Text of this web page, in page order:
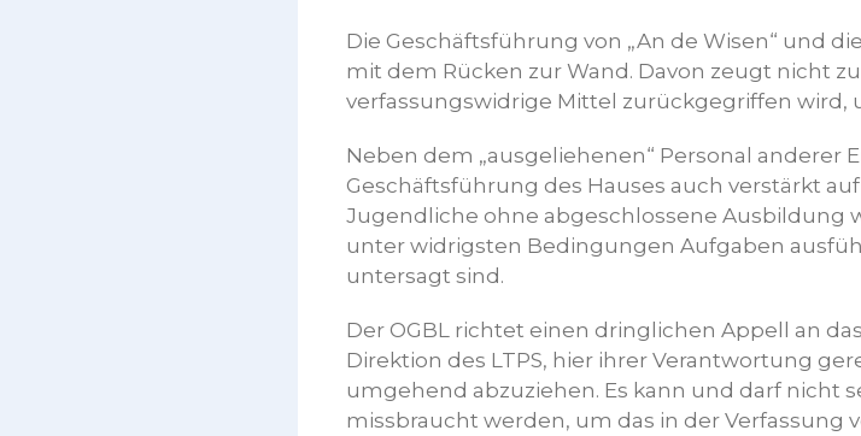
Die Geschäftsführung von „An de Wisen“ und
mit dem Rücken zur Wand. Davon zeugt nicht
verfassungswidrige Mittel zurückgegriffen wird,
Neben dem „ausgeliehenen“ Personal anderer
Geschäftsführung des Hauses auch verstärkt
Jugendliche ohne abgeschlossene Ausbildung
unter widrigsten Bedingungen Aufgaben
untersagt sind.
Der OGBL richtet einen dringlichen Appell an
Direktion des LTPS, hier ihrer Verantwortung
umgehend abzuziehen. Es kann und darf nicht
missbraucht werden, um das in der Verfassung